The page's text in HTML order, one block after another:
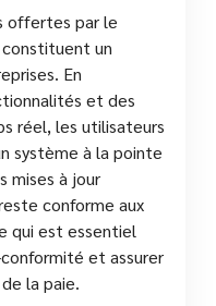
offertes par le
constituent un
En
et des
réel, les utilisateurs
système à la pointe
mises à jour
conforme aux
qui est essentiel
et assurer
la paie.